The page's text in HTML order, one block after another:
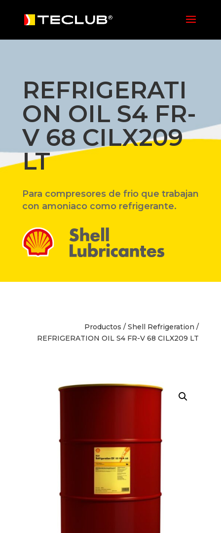
REFRIGERATI
ON OIL S4 FR-
V 68 CILX209
LT
Para compresores de frio que trabajan
con amoniaco como refrigerante.
Productos /Shell Refrigeration /
REFRIGERATION OIL S4 FR-V 68 CILX209 LT